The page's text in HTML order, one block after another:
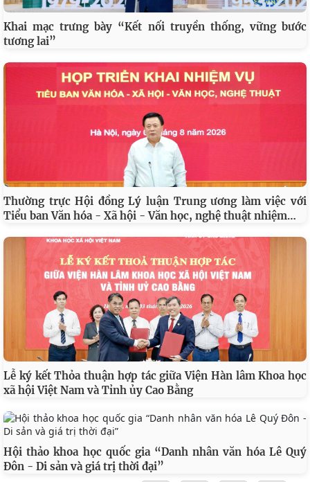
Khai mạc trưng bày “Kết nối truyền thống, vững bước
tương lai”
Thường trực Hội đồng Lý luận Trung ương làm việc với
Tiểu ban Văn hóa - Xã hội - Văn học, nghệ thuật nhiệm…
Lễ ký kết Thỏa thuận hợp tác giữa Viện Hàn lâm Khoa học
xã hội Việt Nam và Tỉnh ủy Cao Bằng
Hội thảo khoa học quốc gia “Danh nhân văn hóa Lê Quý
Đôn - Di sản và giá trị thời đại”